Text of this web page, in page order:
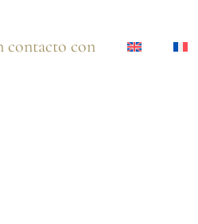
contacto con